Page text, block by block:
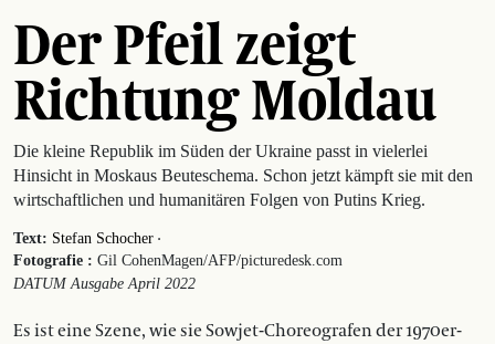
Der Pfeil zeigt
Richtung Moldau
Die kleine Republik im Süden der Ukraine passt in vielerlei
Hinsicht in Moskaus Beuteschema. Schon jetzt kämpft sie mit den
wirtschaftlichen und humanitären Folgen von Putins Krieg.
Text: Stefan Schocher ·
Fotografie : Gil Cohen­Magen/AFP/picturedesk.com
DATUM Ausgabe April 2022
Es ist eine Szene, wie sie Sowjet-Choreografen der 1970er-